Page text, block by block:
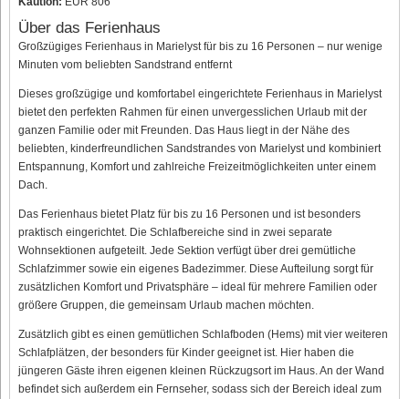
Über das Ferienhaus
Großzügiges Ferienhaus in Marielyst für bis zu 16 Personen – nur wenige
Minuten vom beliebten Sandstrand entfernt
Dieses großzügige und komfortabel eingerichtete Ferienhaus in Marielyst
bietet den perfekten Rahmen für einen unvergesslichen Urlaub mit der
ganzen Familie oder mit Freunden. Das Haus liegt in der Nähe des
beliebten, kinderfreundlichen Sandstrandes von Marielyst und kombiniert
Entspannung, Komfort und zahlreiche Freizeitmöglichkeiten unter einem
Dach.
Das Ferienhaus bietet Platz für bis zu 16 Personen und ist besonders
praktisch eingerichtet. Die Schlafbereiche sind in zwei separate
Wohnsektionen aufgeteilt. Jede Sektion verfügt über drei gemütliche
Schlafzimmer sowie ein eigenes Badezimmer. Diese Aufteilung sorgt für
zusätzlichen Komfort und Privatsphäre – ideal für mehrere Familien oder
größere Gruppen, die gemeinsam Urlaub machen möchten.
Zusätzlich gibt es einen gemütlichen Schlafboden (Hems) mit vier weiteren
Schlafplätzen, der besonders für Kinder geeignet ist. Hier haben die
jüngeren Gäste ihren eigenen kleinen Rückzugsort im Haus. An der Wand
befindet sich außerdem ein Fernseher, sodass sich der Bereich ideal zum